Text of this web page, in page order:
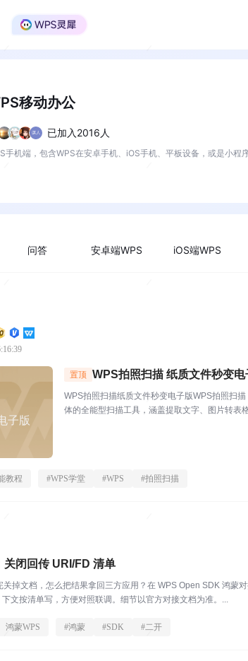
移动办公
已加入2016人
手机端，包含WPS在安卓手机、iOS手机、平板设备，或是小程
问答 安卓端WPS iOS端WPS
子版
置顶 WPS拍照扫描 纸质文件秒变电
WPS拍照扫描纸质文件秒变电子版WPS拍照扫
体的全能型扫描工具，涵盖提取文字、图片转表
教程 #WPS学堂 #WPS #拍照扫描
关闭回传 URI/FD 清单
关掉文档，怎么把结果拿回三方应用？在 WPS Open SDK 鸿
文按清单写，方便对照联调。细节以官方对接文档为准。...
鸿蒙WPS #鸿蒙 #SDK #二开